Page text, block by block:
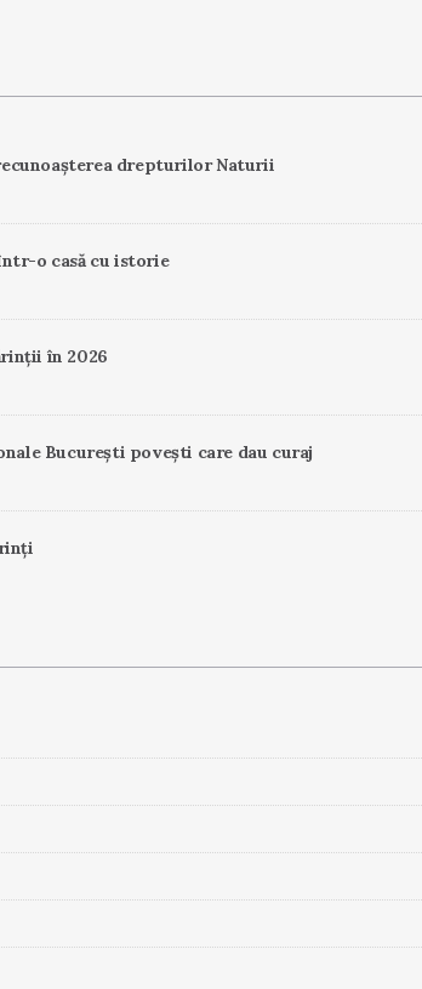
drepturilor Naturii
o casă cu istorie
în 2026
București povești care dau curaj